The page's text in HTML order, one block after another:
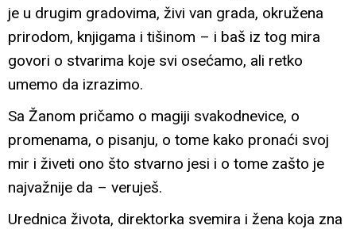
je u drugim gradovima, živi van grada, okružena
prirodom, knjigama i tišinom – i baš iz tog mira
govori o stvarima koje svi osećamo, ali retko
umemo da izrazimo.
Sa Žanom pričamo o magiji svakodnevice, o
promenama, o pisanju, o tome kako pronaći svoj
mir i živeti ono što stvarno jesi i o tome zašto je
najvažnije da – veruješ.
Urednica života, direktorka svemira i žena koja zna